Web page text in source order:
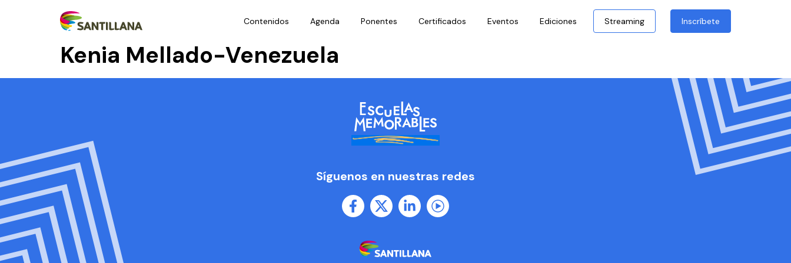
Contenidos Agenda Ponentes Certificados Eventos Ediciones Streaming Inscríbete
Kenia Mellado-Venezuela
Síguenos en nuestras redes